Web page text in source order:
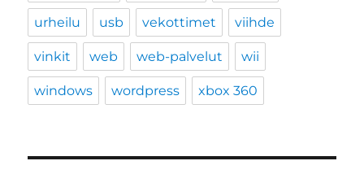
urheilu usb vekottimet viihde
vinkit web web-palvelut wii
windows wordpress xbox 360